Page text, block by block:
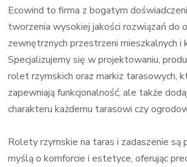
na
taras:
z
Ecowind to firma z bogatym
tworzenia wysokiej jakości rozwiązań do
zewnętrznych przestrzeni mieszkalnych i
Specjalizujemy się w projektowaniu,
rolet rzymskich oraz markiz tarasowych,
zapewniają funkcjonalność, ale także
charakteru każdemu tarasowi czy
Rolety rzymskie na taras i zadaszenie są
myślą o komforcie i estetyce, oferując